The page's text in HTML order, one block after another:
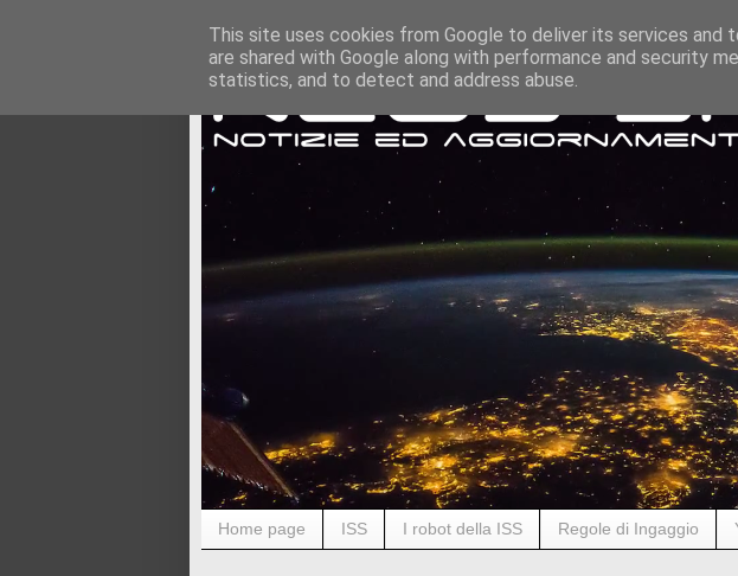
Home page ISS I robot della ISS Regole di Ingaggio
This site uses cookies from Google to deliver its services and
are shared with Google along with performance and security
statistics, and to detect and address abuse.